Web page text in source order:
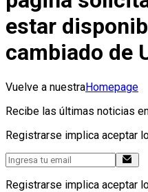
estar
cambiado de
Vuelve a nuestraHomepage
Recibe las últimas noticias
Registrarse implica aceptar
Registrarse implica aceptar